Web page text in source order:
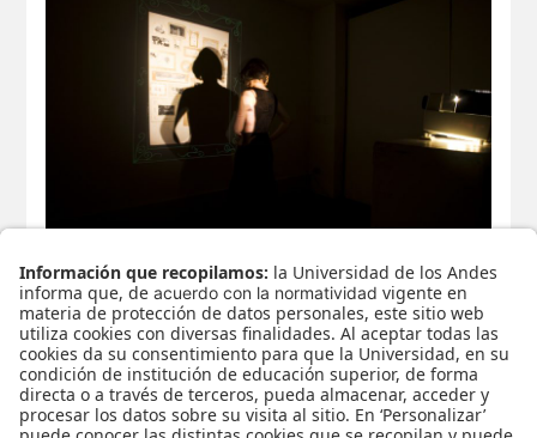
De cuadro en cuadro / Carmen Elvira
de Brigard
Agitada e impaciente revoloteava como una mariposa,
pasando de un cuarto a otro para consultar a todos los
relojes de la casa, bajando la escalera, explorando la